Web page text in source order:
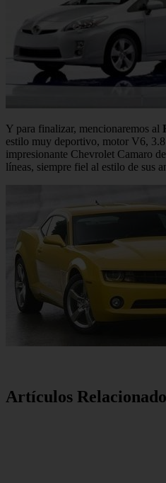
Y para finalizar, mencionaremos al
estilo muy deportivo, motor V6,
impresionante Chevrolet Camaro
líneas, siempre fiel al estilo de sus
Artículos